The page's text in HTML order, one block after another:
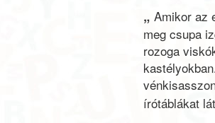
„ Amikor az
meg csupa
rozoga
írótáblákat